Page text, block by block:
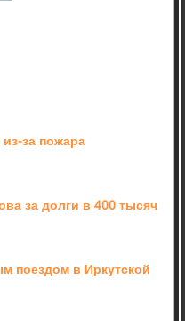
за пожара
за долги в 400 тысяч
поездом в Иркутской